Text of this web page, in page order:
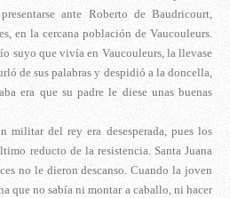
ante Roberto de Baudricourt,
en la cercana población de Vaucouleurs.
suyo que vivía en Vaucouleurs, la llevase
de sus palabras y despidió a la doncella,
era que su padre le diese unas buenas
militar del rey era desesperada, pues los
reducto de la resistencia. Santa Juana
no le dieron descanso. Cuando la joven
que no sabía ni montar a caballo, ni hacer